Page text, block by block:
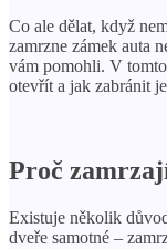
Co ale dělat, když
zamrzne zámek auta
vám pomohli. V
otevřít a jak zabránit
Proč
Existuje několik
dveře samotné –